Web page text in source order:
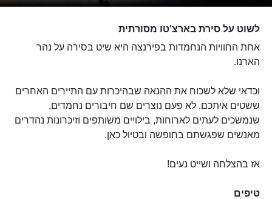
לשוט על סירת בארצ'טו מסורתית
אחת החוויות הנחמדות בפירנצה היא שיט בסירה על נהר
הארנו.
וכדאי שלא לשכוח את ההנאה שבהיכרות עם התיירים האחרים
ששטים איתכם. לא פעם נוצרים שם חיבורים נחמדים,
שנמשכים לעתים לארוחות, בילויים משותפים וזיכרונות נהדרים
מאנשים שפגשתם בחופשה ובטיול כאן.
אז בהצלחה ושייט נעים!
טיפים